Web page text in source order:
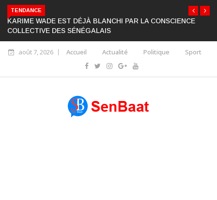
TENDANCE
KARIME WADE EST DÉJÀ BLANCHI PAR LA CONSCIENCE
COLLECTIVE DES SÉNÉGALAIS
août 7, 2026 Accueil Actualité Politique Sport